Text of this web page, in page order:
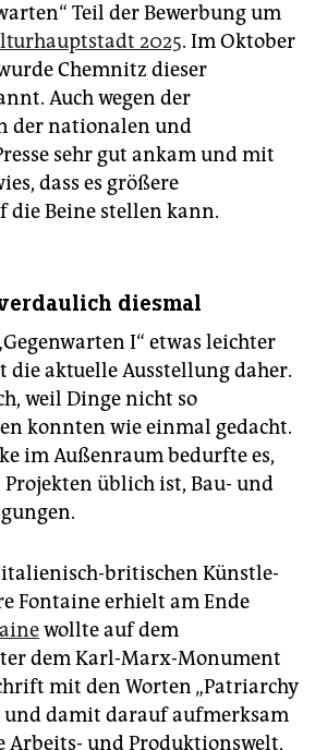
Teil der Bewerbung um
2025. Im Oktober
Chemnitz dieser
Auch wegen der
der nationalen und
sehr gut ankam und mit
dass es größere
die Beine stellen kann.
diesmal
I“ etwas leichter
die aktuelle Ausstellung daher.
weil Dinge nicht so
konnten wie einmal gedacht.
im Außenraum bedurfte es,
Projekten üblich ist, Bau- und
italienisch-britischen Künst­le­
Fontaine erhielt am Ende
wollte auf dem
dem Karl-Marx-Monument
mit den Worten „­Patriarchy
und damit darauf aufmerksam
Arbeits- und Produktionswelt,